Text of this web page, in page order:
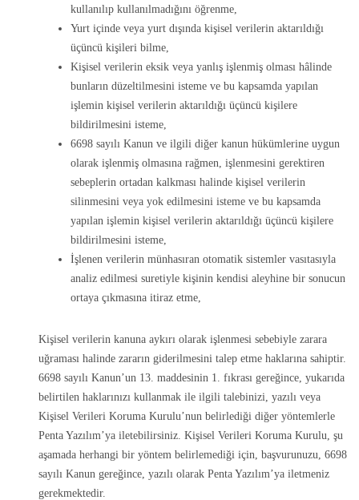
kullanılıp kullanılmadığını öğrenme,
Yurt içinde veya yurt dışında kişisel verilerin aktarıldığı
üçüncü kişileri bilme,
Kişisel verilerin eksik veya yanlış işlenmiş olması hâlinde
bunların düzeltilmesini isteme ve bu kapsamda yapılan
işlemin kişisel verilerin aktarıldığı üçüncü kişilere
bildirilmesini isteme,
6698 sayılı Kanun ve ilgili diğer kanun hükümlerine uygun
olarak işlenmiş olmasına rağmen, işlenmesini gerektiren
sebeplerin ortadan kalkması halinde kişisel verilerin
silinmesini veya yok edilmesini isteme ve bu kapsamda
yapılan işlemin kişisel verilerin aktarıldığı üçüncü kişilere
bildirilmesini isteme,
İşlenen verilerin münhasıran otomatik sistemler vasıtasıyla
analiz edilmesi suretiyle kişinin kendisi aleyhine bir sonucun
ortaya çıkmasına itiraz etme,
Kişisel verilerin kanuna aykırı olarak işlenmesi sebebiyle zarara
uğraması halinde zararın giderilmesini talep etme haklarına sahiptir.
6698 sayılı Kanun’un 13. maddesinin 1. fıkrası gereğince, yukarıda
belirtilen haklarınızı kullanmak ile ilgili talebinizi, yazılı veya
Kişisel Verileri Koruma Kurulu’nun belirlediği diğer yöntemlerle
Penta Yazılım’ya iletebilirsiniz. Kişisel Verileri Koruma Kurulu, şu
aşamada herhangi bir yöntem belirlemediği için, başvurunuzu, 6698
sayılı Kanun gereğince, yazılı olarak Penta Yazılım’ya iletmeniz
gerekmektedir.